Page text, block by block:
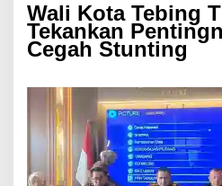
Wali Kota Tebing
Tekankan
Cegah Stunting